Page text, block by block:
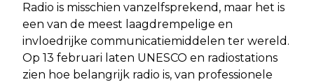
Radio is misschien vanzelfsprekend, maar het is
een van de meest laagdrempelige en
invloedrijke communicatiemiddelen ter wereld.
Op 13 februari laten UNESCO en radiostations
zien hoe belangrijk radio is, van professionele